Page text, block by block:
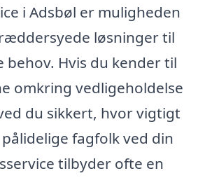
i Adsbøl er muligheden
løsninger til
behov. Hvis du kender til
omkring vedligeholdelse
du sikkert, hvor vigtigt
fagfolk ved din
tilbyder ofte en